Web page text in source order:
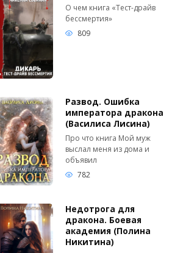
О чем книга «Тест-драйв
бессмертия»
809
Развод. Ошибка
императора дракона
(Василиса Лисина)
Про что книга Мой муж
выслал меня из дома и
объявил
782
Недотрога для
дракона. Боевая
академия (Полина
Никитина)